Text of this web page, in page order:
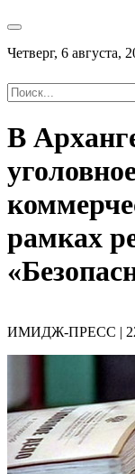
Четверг, 6 августа,
В
рамках
ИМИДЖ-ПРЕСС |